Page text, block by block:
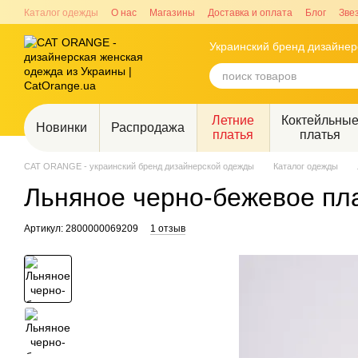
Перейти к основному контенту
Каталог одежды О нас Магазины Доставка и оплата Блог
Украинский бренд
Новинки Распродажа
Летние
платья
платья
CAT ORANGE - украинский бренд дизайнерской одежды Каталог одежды
Льняное черно-бежевое
Артикул: 2800000069209 1 отзыв